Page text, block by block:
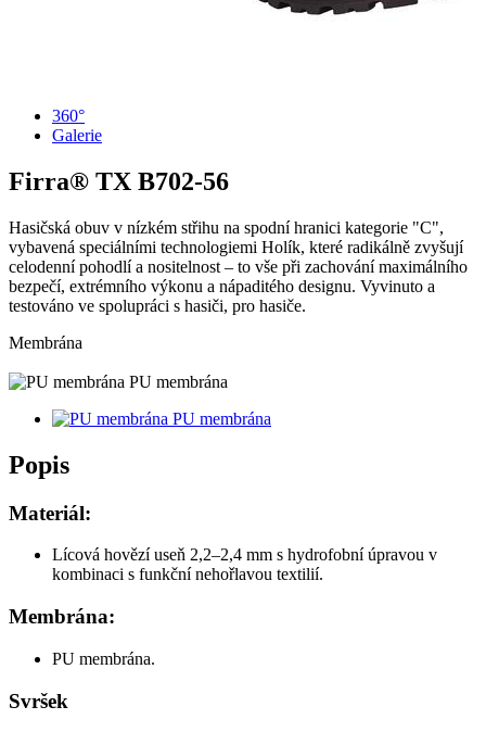
360°
Galerie
Firra® TX B702-56
Hasičská obuv v nízkém střihu na spodní hranici kategorie "C",
vybavená speciálními technologiemi Holík, které radikálně zvyšují
celodenní pohodlí a nositelnost – to vše při zachování maximálního
bezpečí, extrémního výkonu a nápaditého designu. Vyvinuto a
testováno ve spolupráci s hasiči, pro hasiče.
Membrána
PU membrána
PU membrána
Popis
Materiál:
Lícová hovězí useň 2,2–2,4 mm s hydrofobní úpravou v
kombinaci s funkční nehořlavou textilií.
Membrána:
PU membrána.
Svršek